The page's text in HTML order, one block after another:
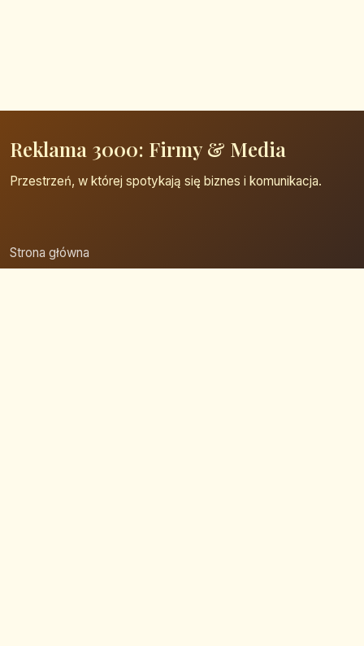
Reklama 3000: Firmy & Media
Przestrzeń, w której spotykają się biznes i komunikacja.
Strona główna